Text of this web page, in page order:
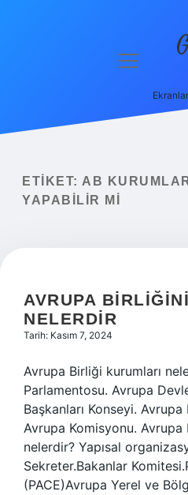
Yasal Uyarı
menüyü
ETIKET: AB
YAPABILIR MI
AVRUPA
NELERDIR
Tarih: Kasım 7, 2024
Avrupa Birliği kurumları
Parlamentosu. Avrupa
Başkanları Konseyi.
Avrupa Komisyonu. Avrupa
nelerdir? Yapısal
Sekreter.Bakanlar
(PACE)Avrupa Yerel ve